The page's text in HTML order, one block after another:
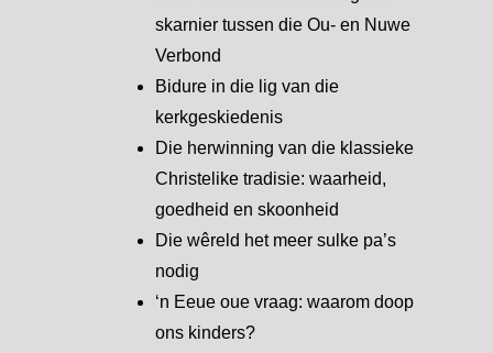
skarnier tussen die Ou- en Nuwe
Verbond
Bidure in die lig van die
kerkgeskiedenis
Die herwinning van die klassieke
Christelike tradisie: waarheid,
goedheid en skoonheid
Die wêreld het meer sulke pa’s
nodig
‘n Eeue oue vraag: waarom doop
ons kinders?